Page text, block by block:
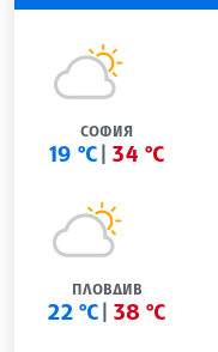
СОФИЯ
19 °C 34 °C
ПЛОВДИВ
22 °C 38 °C